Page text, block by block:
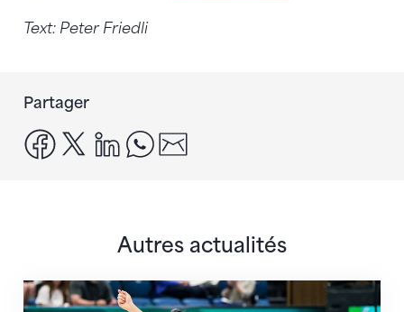
Text: Peter Friedli
Partager
facebook
x linkedinwhatsapp
Autres actualités
Prochaine étape : les Championnats du monde